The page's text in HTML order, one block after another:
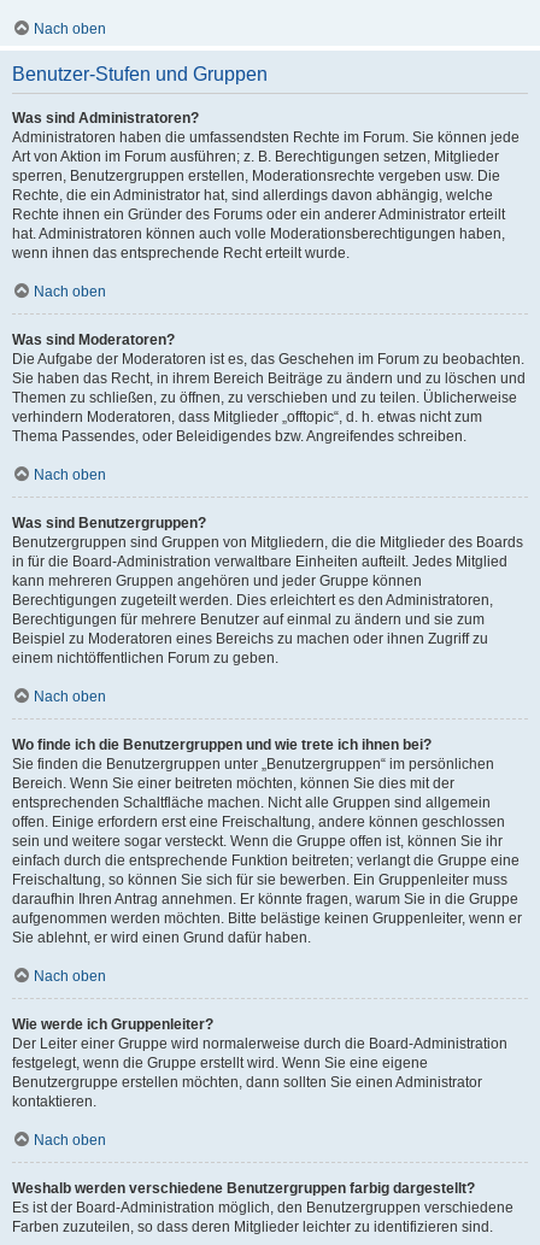
Nach oben
Benutzer-Stufen und Gruppen
Was sind Administratoren?
Administratoren haben die umfassendsten Rechte im Forum. Sie können jede
Art von Aktion im Forum ausführen; z. B. Berechtigungen setzen, Mitglieder
sperren, Benutzergruppen erstellen, Moderationsrechte vergeben usw. Die
Rechte, die ein Administrator hat, sind allerdings davon abhängig, welche
Rechte ihnen ein Gründer des Forums oder ein anderer Administrator erteilt
hat. Administratoren können auch volle Moderationsberechtigungen haben,
wenn ihnen das entsprechende Recht erteilt wurde.
Nach oben
Was sind Moderatoren?
Die Aufgabe der Moderatoren ist es, das Geschehen im Forum zu beobachten.
Sie haben das Recht, in ihrem Bereich Beiträge zu ändern und zu löschen und
Themen zu schließen, zu öffnen, zu verschieben und zu teilen. Üblicherweise
verhindern Moderatoren, dass Mitglieder „offtopic“, d. h. etwas nicht zum
Thema Passendes, oder Beleidigendes bzw. Angreifendes schreiben.
Nach oben
Was sind Benutzergruppen?
Benutzergruppen sind Gruppen von Mitgliedern, die die Mitglieder des Boards
in für die Board-Administration verwaltbare Einheiten aufteilt. Jedes Mitglied
kann mehreren Gruppen angehören und jeder Gruppe können
Berechtigungen zugeteilt werden. Dies erleichtert es den Administratoren,
Berechtigungen für mehrere Benutzer auf einmal zu ändern und sie zum
Beispiel zu Moderatoren eines Bereichs zu machen oder ihnen Zugriff zu
einem nichtöffentlichen Forum zu geben.
Nach oben
Wo finde ich die Benutzergruppen und wie trete ich ihnen bei?
Sie finden die Benutzergruppen unter „Benutzergruppen“ im persönlichen
Bereich. Wenn Sie einer beitreten möchten, können Sie dies mit der
entsprechenden Schaltfläche machen. Nicht alle Gruppen sind allgemein
offen. Einige erfordern erst eine Freischaltung, andere können geschlossen
sein und weitere sogar versteckt. Wenn die Gruppe offen ist, können Sie ihr
einfach durch die entsprechende Funktion beitreten; verlangt die Gruppe eine
Freischaltung, so können Sie sich für sie bewerben. Ein Gruppenleiter muss
daraufhin Ihren Antrag annehmen. Er könnte fragen, warum Sie in die Gruppe
aufgenommen werden möchten. Bitte belästige keinen Gruppenleiter, wenn er
Sie ablehnt, er wird einen Grund dafür haben.
Nach oben
Wie werde ich Gruppenleiter?
Der Leiter einer Gruppe wird normalerweise durch die Board-Administration
festgelegt, wenn die Gruppe erstellt wird. Wenn Sie eine eigene
Benutzergruppe erstellen möchten, dann sollten Sie einen Administrator
kontaktieren.
Nach oben
Weshalb werden verschiedene Benutzergruppen farbig dargestellt?
Es ist der Board-Administration möglich, den Benutzergruppen verschiedene
Farben zuzuteilen, so dass deren Mitglieder leichter zu identifizieren sind.